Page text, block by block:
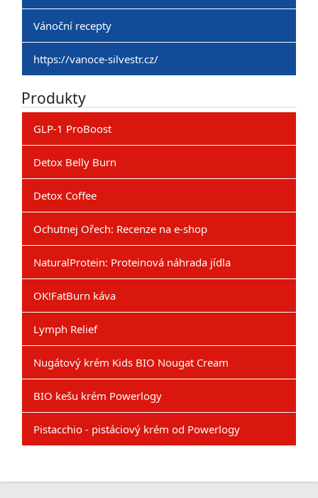
Vánoční recepty
https://vanoce-silvestr.cz/
Produkty
GLP-1 ProBoost
Detox Belly Burn
Detox Coffee
Ochutnej Ořech: Recenze na e-shop
NaturalProtein: Proteinová náhrada jídla
OK!FatBurn káva
Lymph Relief
Nugátový krém Kids BIO Nougat Cream
BIO kešu krém Powerlogy
Pistacchio - pistáciový krém od Powerlogy